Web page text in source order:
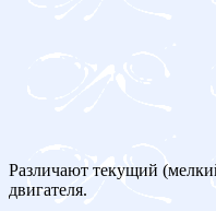
Различают текущий
двигателя.